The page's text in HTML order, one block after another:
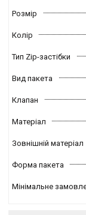
Розмір
Колір
Тип Zip-застібки
Вид пакета
Клапан
Матеріал
Зовнішній матеріал
Форма пакета
Мінімальне